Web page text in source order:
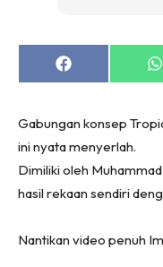
Make Over
Bilik Air
Dapur
Ruang Makan
Casa Impiana
Share
on
Gabungan konsep
ini nyata menyerlah.
Dimiliki oleh
hasil rekaan sendiri
Nantikan video penuh